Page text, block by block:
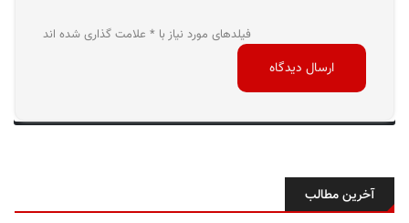
فیلدهای مورد نیاز با * علامت گذاری شده اند
آخرین مطالب